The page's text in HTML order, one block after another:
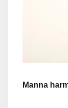
Manna